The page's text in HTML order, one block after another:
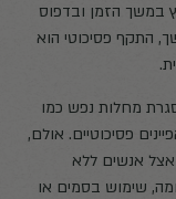
במשך הזמן ובדפוס
התקף פסיכוטי הוא
מחלות נפש כמו
פסיכוטיים. אולם,
אנשים ללא
שימוש בסמים או